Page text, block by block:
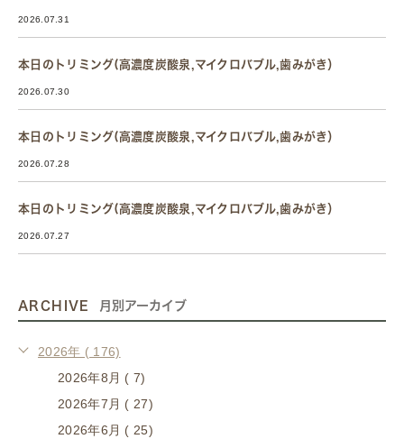
2026.07.31
本日のトリミング(高濃度炭酸泉,マイクロバブル,歯みがき）
2026.07.30
本日のトリミング(高濃度炭酸泉,マイクロバブル,歯みがき）
2026.07.28
本日のトリミング(高濃度炭酸泉,マイクロバブル,歯みがき）
2026.07.27
ARCHIVE 月別アーカイブ
2026年 ( 176)
2026年8月 ( 7)
2026年7月 ( 27)
2026年6月 ( 25)